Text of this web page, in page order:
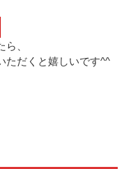
、
ただくと嬉しいです^^